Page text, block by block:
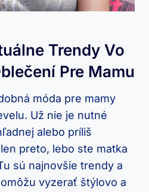
Trendy Vo
Pre Mamu
móda pre mamy
Už nie je nutné
alebo príliš
preto, lebo ste matka
sú najnovšie trendy a
vyzerať štýlovo a